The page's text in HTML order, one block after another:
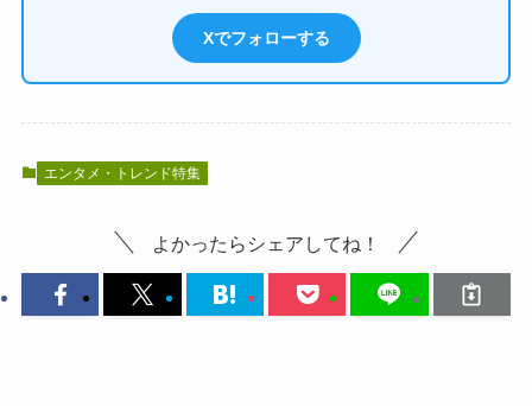
Xでフォローする
エンタメ・トレンド特集
よかったらシェアしてね！